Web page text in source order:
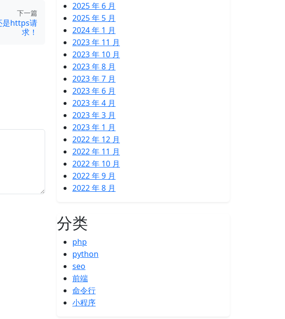
下一篇
是https请
求！
2025 年 6 月
2025 年 5 月
2024 年 1 月
2023 年 11 月
2023 年 10 月
2023 年 8 月
2023 年 7 月
2023 年 6 月
2023 年 4 月
2023 年 3 月
2023 年 1 月
2022 年 12 月
2022 年 11 月
2022 年 10 月
2022 年 9 月
2022 年 8 月
分类
php
python
seo
前端
命令行
小程序